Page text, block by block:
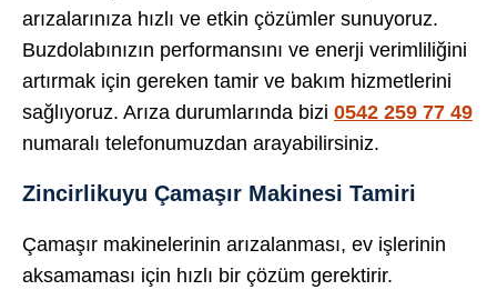
arızalarınıza hızlı ve etkin çözümler sunuyoruz.
Buzdolabınızın performansını ve enerji verimliliğini
artırmak için gereken tamir ve bakım hizmetlerini
sağlıyoruz. Arıza durumlarında bizi 0542 259 77 49
numaralı telefonumuzdan arayabilirsiniz.
Zincirlikuyu Çamaşır Makinesi Tamiri
Çamaşır makinelerinin arızalanması, ev işlerinin
aksamaması için hızlı bir çözüm gerektirir.